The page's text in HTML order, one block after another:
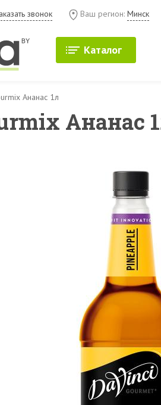
звонок Ваш регион: Минск
Каталог
Ананас 1л
Ананас